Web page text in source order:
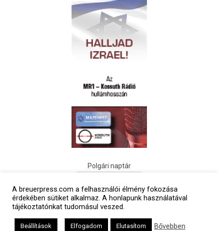
Polgári naptár
A breuerpress.com a felhasználói élmény fokozása
érdekében sütiket alkalmaz. A honlapunk használatával
tájékoztatónkat tudomásul veszed.
Beállítások Elfogadom Elutasítom Bővebben